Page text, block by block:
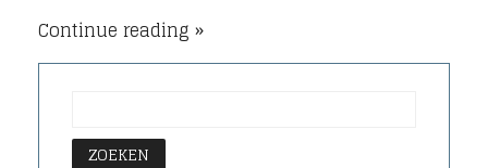
Continue reading